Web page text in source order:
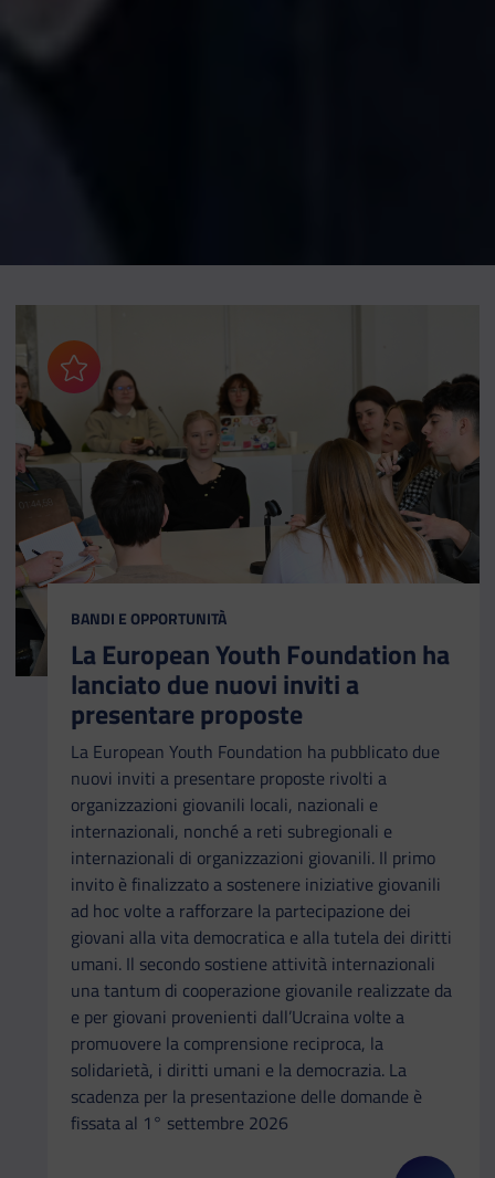
Aggiungi ai preferiti
CATEGORIA:
BANDI E OPPORTUNITÀ
La European Youth Foundation ha
lanciato due nuovi inviti a
presentare proposte
La European Youth Foundation ha pubblicato due
nuovi inviti a presentare proposte rivolti a
organizzazioni giovanili locali, nazionali e
internazionali, nonché a reti subregionali e
internazionali di organizzazioni giovanili. Il primo
invito è finalizzato a sostenere iniziative giovanili
ad hoc volte a rafforzare la partecipazione dei
giovani alla vita democratica e alla tutela dei diritti
umani. Il secondo sostiene attività internazionali
una tantum di cooperazione giovanile realizzate da
e per giovani provenienti dall’Ucraina volte a
promuovere la comprensione reciproca, la
solidarietà, i diritti umani e la democrazia. La
scadenza per la presentazione delle domande è
fissata al 1° settembre 2026